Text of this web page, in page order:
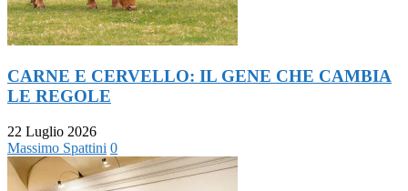
CARNE E CERVELLO: IL GENE CHE CAMBIA
LE REGOLE
22 Luglio 2026
Massimo Spattini 0